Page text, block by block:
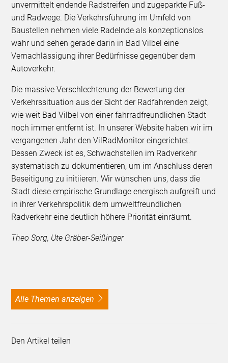
unvermittelt endende Radstreifen und zugeparkte Fuß-
und Radwege. Die Verkehrsführung im Umfeld von
Baustellen nehmen viele Radelnde als konzeptionslos
wahr und sehen gerade darin in Bad Vilbel eine
Vernachlässigung ihrer Bedürfnisse gegenüber dem
Autoverkehr.
Die massive Verschlechterung der Bewertung der
Verkehrssituation aus der Sicht der Radfahrenden zeigt,
wie weit Bad Vilbel von einer fahrradfreundlichen Stadt
noch immer entfernt ist. In unserer Website haben wir im
vergangenen Jahr den VilRadMonitor eingerichtet.
Dessen Zweck ist es, Schwachstellen im Radverkehr
systematisch zu dokumentieren, um im Anschluss deren
Beseitigung zu initiieren. Wir wünschen uns, dass die
Stadt diese empirische Grundlage energisch aufgreift und
in ihrer Verkehrspolitik dem umweltfreundlichen
Radverkehr eine deutlich höhere Priorität einräumt.
Theo Sorg, Ute Gräber-Seißinger
alle Themen anzeigen
Den Artikel teilen